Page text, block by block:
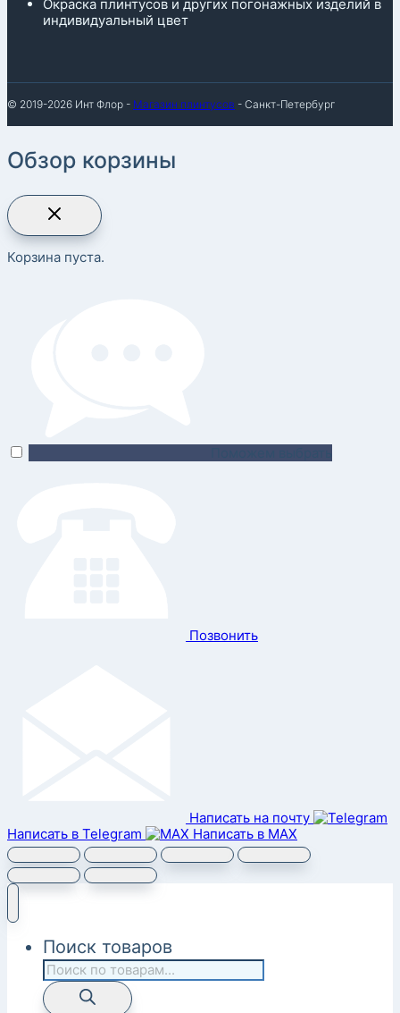
Окраска плинтусов и других погонажных изделий в
индивидуальный цвет
© 2019-2026 Инт Флор - Магазин плинтусов - Санкт-Петербург
Обзор корзины
Корзина пуста.
Позвонить
Написать на почту
Написать в Telegram
Написать в MAX
Поиск товаров